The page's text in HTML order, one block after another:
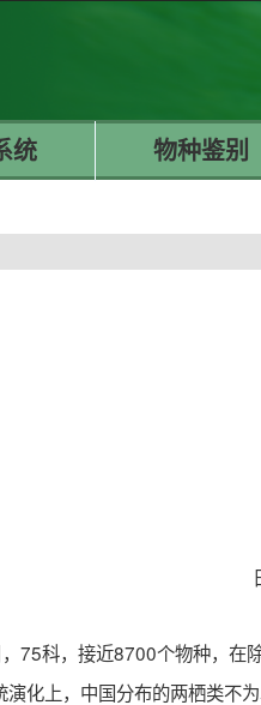
统 物种鉴别
75科，接近8700个物种，在
化上，中国分布的两栖类不